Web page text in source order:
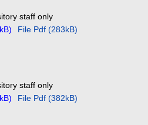
staff only
File Pdf (283kB)
staff only
File Pdf (382kB)